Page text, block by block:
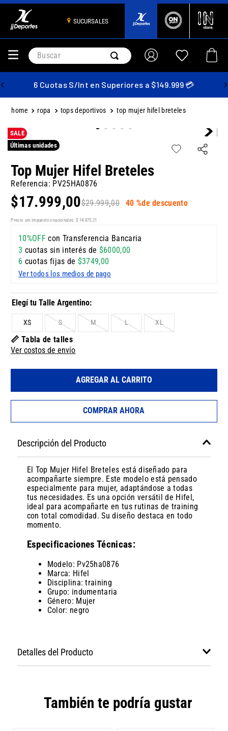
SUCURSALES
Buscar
6 Cuotas S/Int en Superiores a $149.999 💳
ropa tops deportivos top mujer hifel breteles
SALE
Últimas unidades
Top Mujer Hifel Breteles
Referencia: PV25HA0876
$29.999,00
$17.999,00 40 %de descuento
Precio sin impuestos nacionales: $ 14.875,21
10%OFFcon Transferencia Bancaria
3 cuotas sin interés de $6000,00
6 cuotas fijas de $3749,00
Ver todos los medios de pago
S M L XL
XS
📏 Tabla de talles
Ver costos de envío
AGREGAR AL CARRITO
COMPRAR AHORA
Descripción del Producto
El Top Mujer Hifel Breteles está diseñado para
acompañarte siempre. Este modelo está pensado
especialmente para mujer, adaptándose a todas
tus necesidades. Es una opción versátil de Hifel,
ideal para acompañarte en tus rutinas de training
con total comodidad. Su diseño destaca en todo
momento.
Especificaciones Técnicas:
Modelo: Pv25ha0876
Marca: Hifel
Disciplina: training
Grupo: indumentaria
Género: Mujer
Color: negro
Detalles del Producto
También te podría gustar